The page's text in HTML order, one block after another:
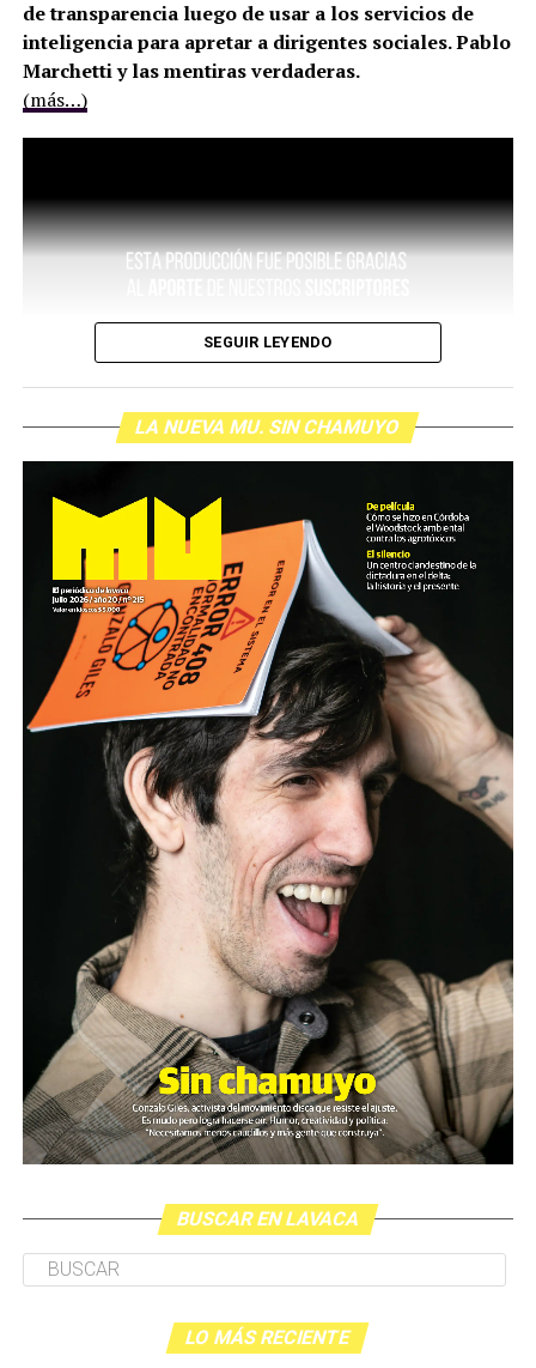
de transparencia luego de usar a los servicios de
inteligencia para apretar a dirigentes sociales. Pablo
Marchetti y las mentiras verdaderas.
(más…)
SEGUIR LEYENDO
LA NUEVA MU. SIN CHAMUYO
BUSCAR EN LAVACA
LO MÁS RECIENTE